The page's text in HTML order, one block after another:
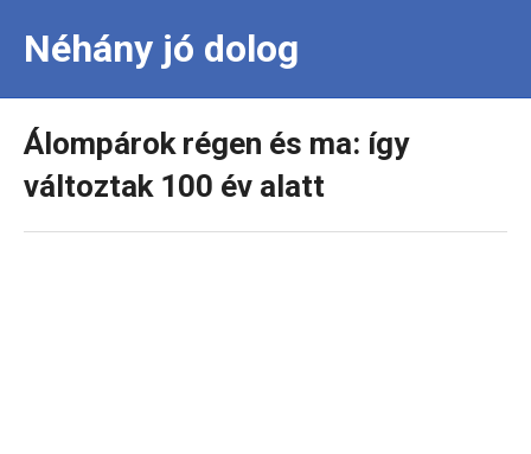
Néhány jó dolog
Álompárok régen és ma: így
változtak 100 év alatt